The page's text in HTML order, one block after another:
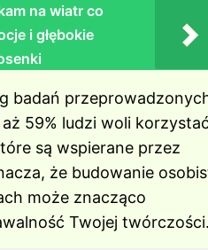
na wiatr co
i głębokie
badań
59% ludzi woli
są wspierane przez
że budowanie
może znacząco
Twojej